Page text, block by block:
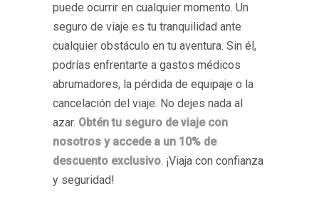
puede ocurrir en cualquier momento. Un
seguro de viaje es tu tranquilidad ante
cualquier obstáculo en tu aventura. Sin él,
podrías enfrentarte a gastos médicos
abrumadores, la pérdida de equipaje o la
cancelación del viaje. No dejes nada al
azar. Obtén tu seguro de viaje con
nosotros y accede a un 10% de
descuento exclusivo. ¡Viaja con confianza
y seguridad!